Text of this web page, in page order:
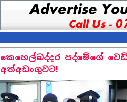
කෙහෙල්බද්දර පද්මේගේ
අත්අඩංගුවට!